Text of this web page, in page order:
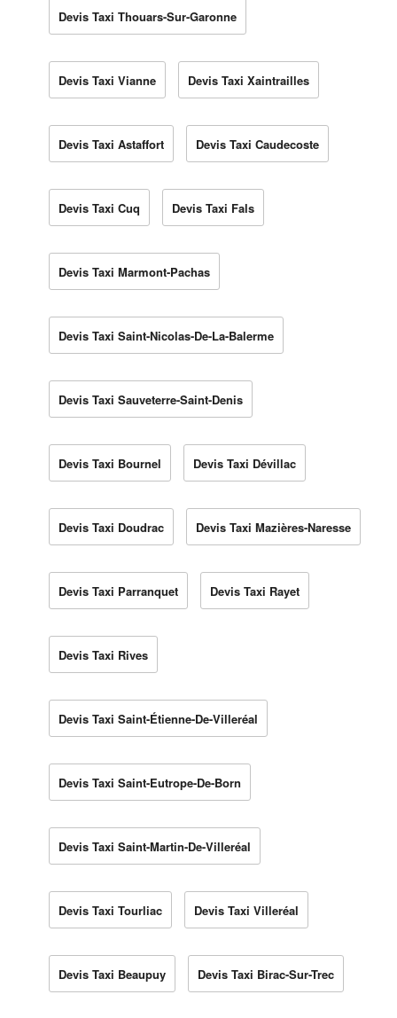
Devis Taxi Thouars-Sur-Garonne
Devis Taxi Vianne Devis Taxi Xaintrailles
Devis Taxi Astaffort Devis Taxi Caudecoste
Devis Taxi Cuq Devis Taxi Fals
Devis Taxi Marmont-Pachas
Devis Taxi Saint-Nicolas-De-La-Balerme
Devis Taxi Sauveterre-Saint-Denis
Devis Taxi Bournel Devis Taxi Dévillac
Devis Taxi Doudrac Devis Taxi Mazières-Naresse
Devis Taxi Parranquet Devis Taxi Rayet
Devis Taxi Rives
Devis Taxi Saint-Étienne-De-Villeréal
Devis Taxi Saint-Eutrope-De-Born
Devis Taxi Saint-Martin-De-Villeréal
Devis Taxi Tourliac Devis Taxi Villeréal
Devis Taxi Beaupuy Devis Taxi Birac-Sur-Trec